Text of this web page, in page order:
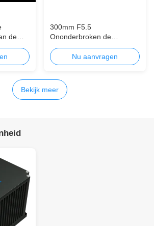
de
300mm F5.5
Ononderbroken de
Camerasysteem van de
Gezoem Thermische
Weergave met
Nu aanvragen
Bekijk meer